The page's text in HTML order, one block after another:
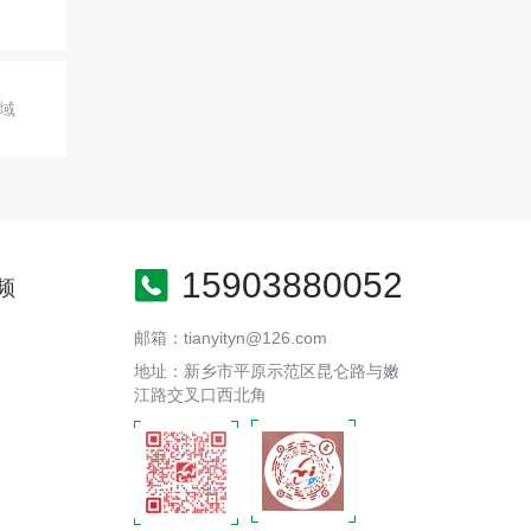
15903880052
邮箱：tianyityn@126.com
地址：新乡市平原示范区昆仑路与嫩
江路交叉口西北角